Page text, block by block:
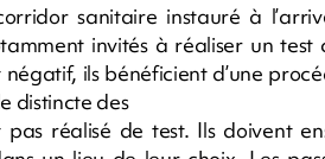
sanitaire instauré à
invités à réaliser un
négatif, ils bénéficient d’une
distincte des
pas réalisé de test. Ils doivent